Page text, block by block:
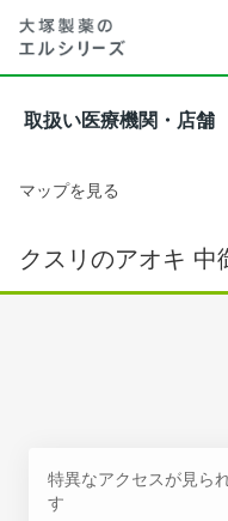
取扱い医療機関・店舗
マップを見る
クスリのアオキ 中
特異なアクセスが見ら
す